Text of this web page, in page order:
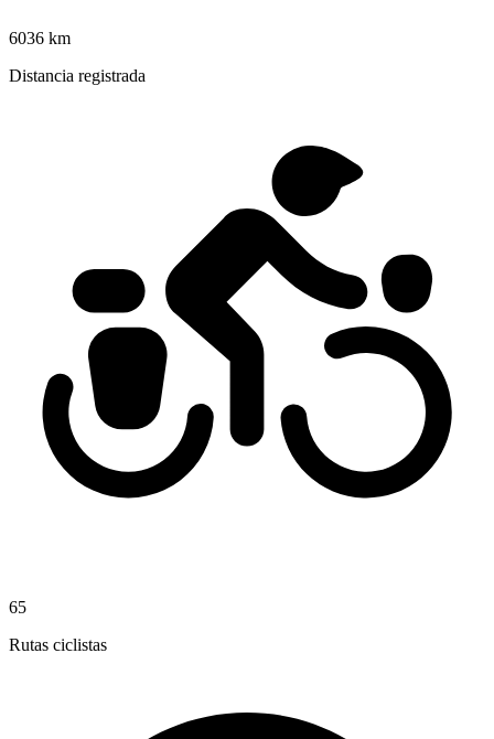
6036 km
Distancia registrada
65
Rutas ciclistas